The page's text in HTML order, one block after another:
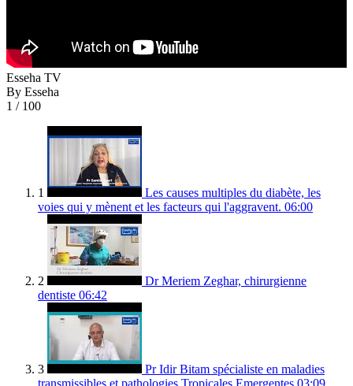
Esseha TV
By Esseha
1 / 100
1
Les causes multiples du diabète, les
voies qui y mènent et les facteurs qui l'aggravent. 06:00
2
Dr Meriem Zeghar, chirurgienne
dentiste 06:42
3
Pr Idir Bitam spécialiste en maladies
transmissibles et pathologies Tropicales Emergentes 03:09